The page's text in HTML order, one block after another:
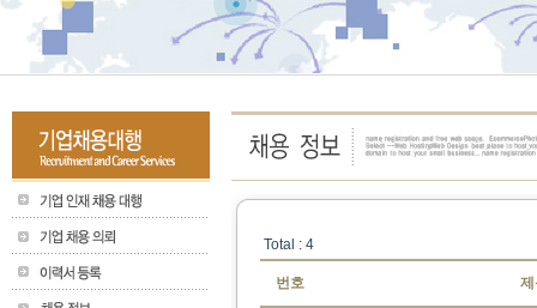
Total : 4
번호 제